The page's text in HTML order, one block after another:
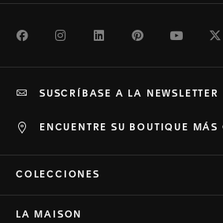
FacebookInstagramLinkedInPinterest
ENCUENTRE SU BOUTIQUE MÁS
SUSCRÍBASE A LA NEWSLETTER
COLECCIONES
LA MAISON